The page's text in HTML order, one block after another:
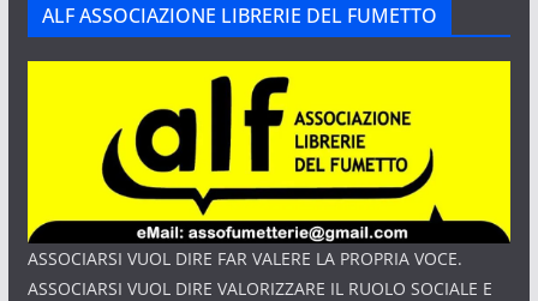
ALF ASSOCIAZIONE LIBRERIE DEL FUMETTO
ASSOCIARSI VUOL DIRE FAR VALERE LA PROPRIA VOCE.
ASSOCIARSI VUOL DIRE VALORIZZARE IL RUOLO SOCIALE E